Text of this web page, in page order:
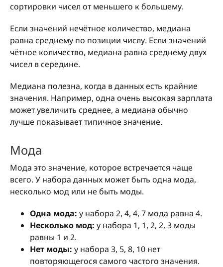
сортировки чисел от меньшего к большему.
Если значений нечётное количество, медиана
равна среднему по позиции числу. Если значений
чётное количество, медиана равна среднему двух
чисел в середине.
Медиана полезна, когда в данных есть крайние
значения. Например, одна очень высокая зарплата
может увеличить среднее, а медиана обычно
лучше показывает типичное значение.
Мода
Мода это значение, которое встречается чаще
всего. У набора данных может быть одна мода,
несколько мод или не быть моды.
Одна мода: у набора 2, 4, 4, 7 мода равна 4.
Несколько мод: у набора 1, 1, 2, 2, 3 моды
равны 1 и 2.
Нет моды: у набора 3, 5, 8, 10 нет
повторяющегося самого частого значения.